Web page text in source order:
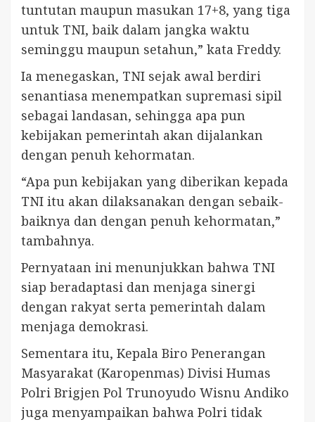
tuntutan maupun masukan 17+8, yang tiga
untuk TNI, baik dalam jangka waktu
seminggu maupun setahun,” kata Freddy.
Ia menegaskan, TNI sejak awal berdiri
senantiasa menempatkan supremasi sipil
sebagai landasan, sehingga apa pun
kebijakan pemerintah akan dijalankan
dengan penuh kehormatan.
“Apa pun kebijakan yang diberikan kepada
TNI itu akan dilaksanakan dengan sebaik-
baiknya dan dengan penuh kehormatan,”
tambahnya.
Pernyataan ini menunjukkan bahwa TNI
siap beradaptasi dan menjaga sinergi
dengan rakyat serta pemerintah dalam
menjaga demokrasi.
Sementara itu, Kepala Biro Penerangan
Masyarakat (Karopenmas) Divisi Humas
Polri Brigjen Pol Trunoyudo Wisnu Andiko
juga menyampaikan bahwa Polri tidak